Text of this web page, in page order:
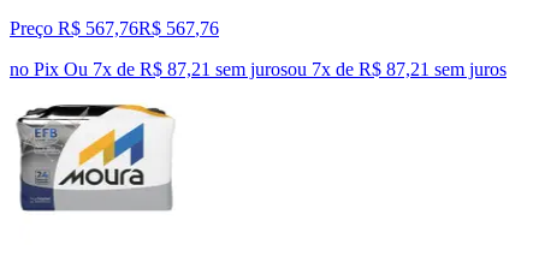
Preço R$ 567,76R$ 567,76
no Pix Ou 7x de R$ 87,21 sem jurosou 7x de R$ 87,21 sem juros